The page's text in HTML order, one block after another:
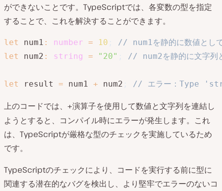
ができないことです。TypeScriptでは、各変数の型を指定
することで、これを解決することができます。
let num1 : number = 10
// num1を静的に数値とし
let
num2 : string = "20" // num2を静的に文字列
let result = num1 + num2 // エラー：Type
上のコードでは、 +演算子を使用して数値と文字列を連結し
ようとすると、コンパイル時にエラーが発生します。これ
は、TypeScriptが厳格な型のチェックを実施しているため
です。
TypeScriptのチェックにより、コードを実行する前に型に
関連する潜在的なバグを検出し、より堅牢でエラーのないコ